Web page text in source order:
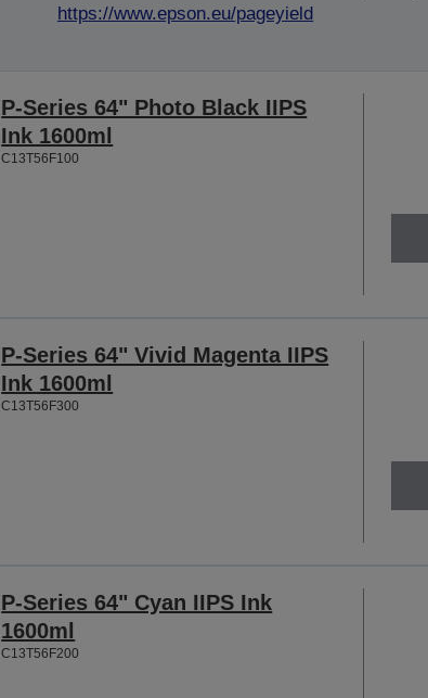
https://www.epson.eu/pageyield
P-Series 64" Photo Black IIPS
Ink 1600ml
C13T56F100
P-Series 64" Vivid Magenta IIPS
Ink 1600ml
C13T56F300
P-Series 64" Cyan IIPS Ink
1600ml
C13T56F200